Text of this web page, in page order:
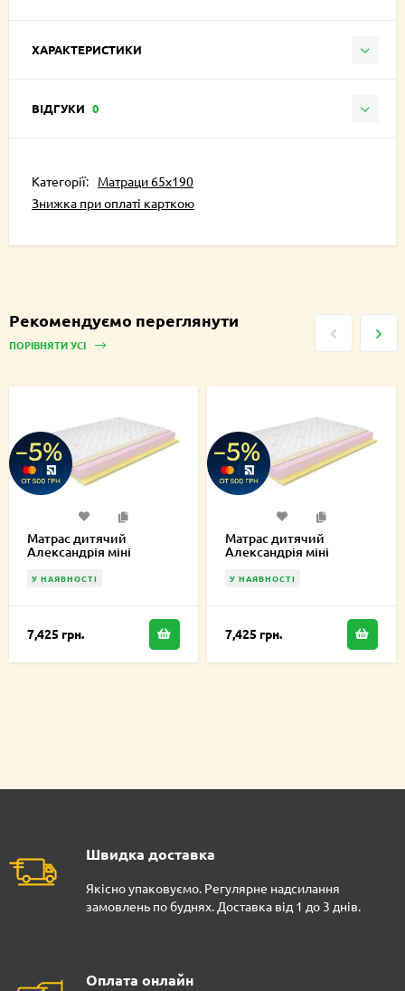
ХАРАКТЕРИСТИКИ
ВІДГУКИ 0
Категорії:
Матраци 65х190
Знижка при оплаті карткою
Рекомендуємо переглянути
ПОРІВНЯТИ УСІ
Матрас дитячий
Александрія міні
У НАЯВНОСТІ
7,425 грн.
Матрас дитячий
Александрія міні
У НАЯВНОСТІ
7,425 грн.
Швидка доставка
Якісно упаковуємо. Регулярне надсилання
замовлень по буднях. Доставка від 1 до 3 днів.
Оплата онлайн